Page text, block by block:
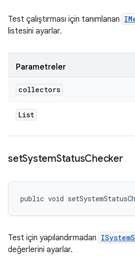
Test çalıştırması için tanımlanan
listesini ayarlar.
Parametreler
collectors
List
setSystemStatusChecker
public void
Test için yapılandırmadan
değerlerini ayarlar.